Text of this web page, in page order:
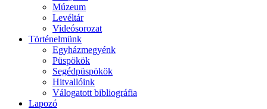
Múzeum
Levéltár
Videósorozat
Történelmünk
Egyházmegyénk
Püspökök
Segédpüspökök
Hitvallóink
Válogatott bibliográfia
Lapozó